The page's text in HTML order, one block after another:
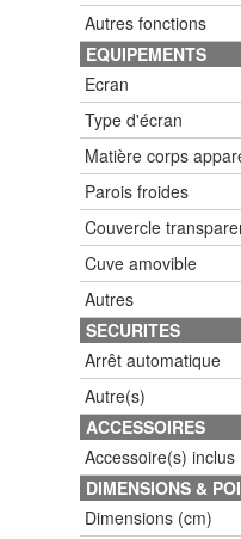
Autres fonctions
EQUIPEMENTS
Ecran
Type d'écran
Matière corps
Parois froides
Couvercle
Cuve amovible
Autres
SECURITES
Arrêt automatique
Autre(s)
ACCESSOIRES
Accessoire(s) inclus
DIMENSIONS &
Dimensions (cm)